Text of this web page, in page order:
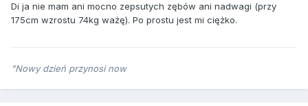
Di ja nie mam ani mocno zepsutych zębów ani nadwagi (przy
175cm wzrostu 74kg ważę). Po prostu jest mi ciężko.
"Nowy dzień przynosi now